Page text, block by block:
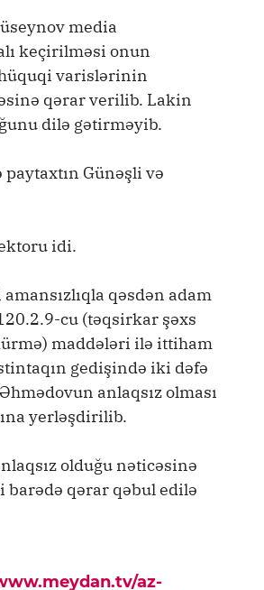
media
keçirilməsi onun
varislərinin
qərar verilib. Lakin
dilə gətirməyib.
Günəşli və
idi.
qəsdən adam
cu (təqsirkar şəxs
maddələri ilə ittiham
gedişində iki dəfə
anlaqsız olması
yerləşdirilib.
olduğu nəticəsinə
barədə qərar qəbul edilə
az-